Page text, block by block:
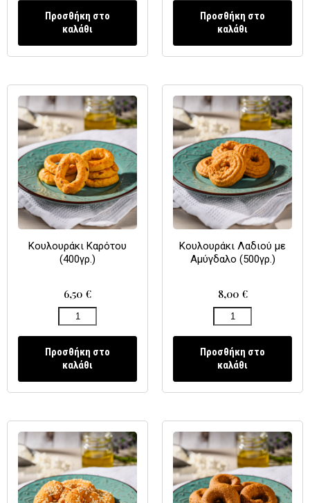
Προσθήκη στο
καλάθι
Προσθήκη στο
καλάθι
Κουλουράκι Καρότου
(400γρ.)
6,50 €
Προσθήκη στο
καλάθι
Κουλουράκι Λαδιού με
Αμύγδαλο (500γρ.)
8,00 €
Προσθήκη στο
καλάθι